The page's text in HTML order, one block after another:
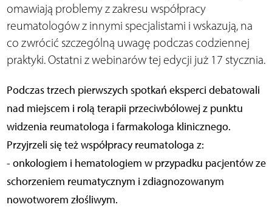
omawiają problemy z zakresu współpracy
reumatologów z innymi specjalistami i wskazują, na
co zwrócić szczególną uwagę podczas codziennej
praktyki. Ostatni z webinarów tej edycji już 17 stycznia.
Podczas trzech pierwszych spotkań eksperci debatowali
nad miejscem i rolą terapii przeciwbólowej z punktu
widzenia reumatologa i farmakologa klinicznego.
Przyjrzeli się też współpracy reumatologa z:
- onkologiem i hematologiem w przypadku pacjentów ze
schorzeniem reumatycznym i zdiagnozowanym
nowotworem złośliwym.